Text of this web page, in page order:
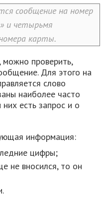
сообщение на номер
и четырьмя
карты.
проверить,
Для этого на
слово
наиболее часто
есть запрос и о
информация:
цифры;
не вносился, то он